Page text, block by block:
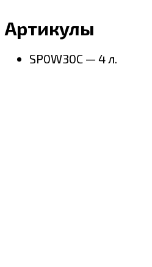
Артикулы
SP0W30C — 4 л.